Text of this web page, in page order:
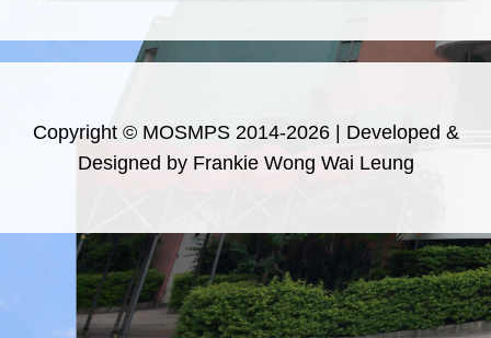
Copyright © MOSMPS 2014-2026 | Developed &
Designed by Frankie Wong Wai Leung